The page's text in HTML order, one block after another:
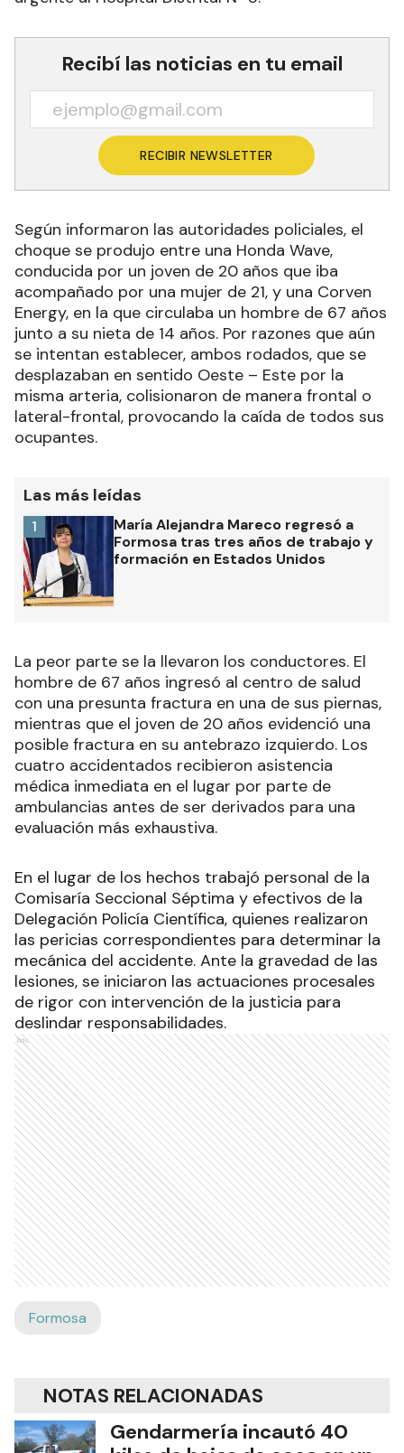
Recibí las noticias en tu email
RECIBIR NEWSLETTER
Según informaron las autoridades policiales, el
choque se produjo entre una Honda Wave,
conducida por un joven de 20 años que iba
acompañado por una mujer de 21, y una Corven
Energy, en la que circulaba un hombre de 67 años
junto a su nieta de 14 años. Por razones que aún
se intentan establecer, ambos rodados, que se
desplazaban en sentido Oeste – Este por la
misma arteria, colisionaron de manera frontal o
lateral-frontal, provocando la caída de todos sus
ocupantes.
Las más leídas
María Alejandra Mareco regresó a
Formosa tras tres años de trabajo y
formación en Estados Unidos
1
La peor parte se la llevaron los conductores. El
hombre de 67 años ingresó al centro de salud
con una presunta fractura en una de sus piernas,
mientras que el joven de 20 años evidenció una
posible fractura en su antebrazo izquierdo. Los
cuatro accidentados recibieron asistencia
médica inmediata en el lugar por parte de
ambulancias antes de ser derivados para una
evaluación más exhaustiva.
En el lugar de los hechos trabajó personal de la
Comisaría Seccional Séptima y efectivos de la
Delegación Policía Científica, quienes realizaron
las pericias correspondientes para determinar la
mecánica del accidente. Ante la gravedad de las
lesiones, se iniciaron las actuaciones procesales
de rigor con intervención de la justicia para
deslindar responsabilidades.
Ads
Formosa
NOTAS RELACIONADAS
Gendarmería incautó 40